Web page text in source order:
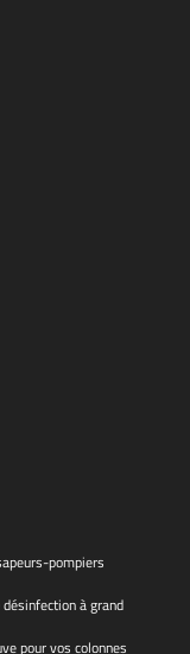
pompiers
à grand
pour vos colonnes